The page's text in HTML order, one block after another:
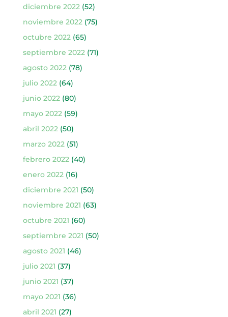
diciembre 2022 (52)
noviembre 2022 (75)
octubre 2022 (65)
septiembre 2022 (71)
agosto 2022 (78)
julio 2022 (64)
junio 2022 (80)
mayo 2022 (59)
abril 2022 (50)
marzo 2022 (51)
febrero 2022 (40)
enero 2022 (16)
diciembre 2021 (50)
noviembre 2021 (63)
octubre 2021 (60)
septiembre 2021 (50)
agosto 2021 (46)
julio 2021 (37)
junio 2021 (37)
mayo 2021 (36)
abril 2021 (27)